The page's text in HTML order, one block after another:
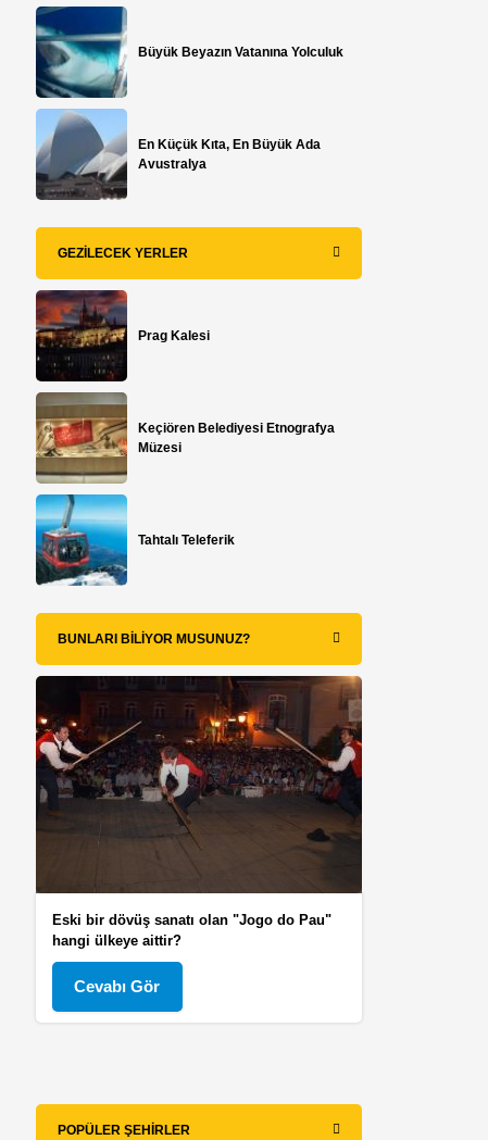
Büyük Beyazın Vatanına Yolculuk
En Küçük Kıta, En Büyük Ada
Avustralya
GEZILECEK YERLER
Prag Kalesi
Keçiören Belediyesi Etnografya
Müzesi
Tahtalı Teleferik
BUNLARI BILIYOR MUSUNUZ?
Eski bir dövüş sanatı olan "Jogo do Pau"
hangi ülkeye aittir?
Cevabı Gör
POPÜLER ŞEHIRLER